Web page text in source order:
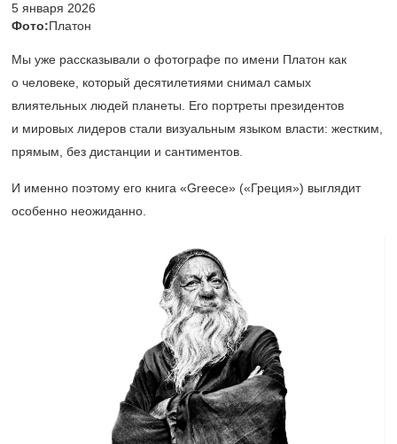
5 января 2026
Фото:Платон
Мы уже рассказывали о фотографе по имени Платон как
о человеке, который десятилетиями снимал самых
влиятельных людей планеты. Его портреты президентов
и мировых лидеров стали визуальным языком власти: жестким,
прямым, без дистанции и сантиментов.
И именно поэтому его книга «Greece» («Греция») выглядит
особенно неожиданно.